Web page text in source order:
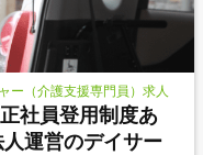
ー（介護支援専門員）求人
社員登用制度あ
運営のデイサー